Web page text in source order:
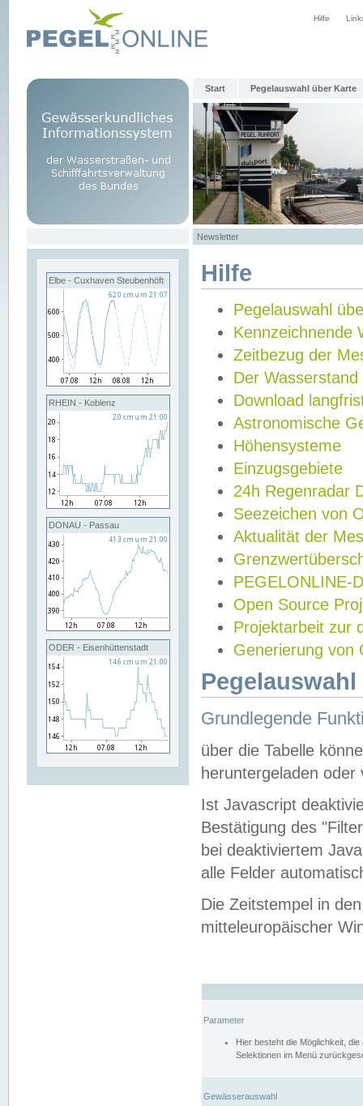
Hilfe
Start Pegelauswahl über Karte
Newsletter
Elbe - Cuxhaven Steubenhöft
RHEIN - Koblenz
DONAU - Passau
ODER - Eisenhüttenstadt
Hilfe
Pegelauswahl
Kennzeichnende
Zeitbezug der
Der Wasserstand
Download
Astronomische
Höhensysteme
Einzugsgebiete
24h Regenradar
Seezeichen von
Aktualität der
PEGELONLINE-
Open Source
Projektarbeit zur
Generierung von
Grundlegende
über die Tabelle
heruntergeladen oder
Ist Javascript
Bestätigung des
bei deaktiviertem
alle Felder
Die Zeitstempel in
mitteleuropäischer
Parameter
Hier besteht die Möglichkeit,
Selektionen im Menü
Gewässerauswahl